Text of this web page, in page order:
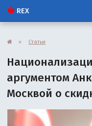
REX
» Статьи
аргументом
Москвой о